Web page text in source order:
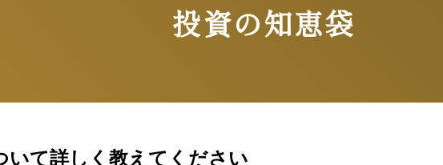
投資の知恵袋
いて詳しく教えてください